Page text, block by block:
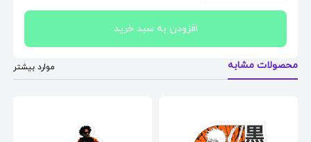
افزودن به سبد خرید
محصولات مشابه موارد بیشتر